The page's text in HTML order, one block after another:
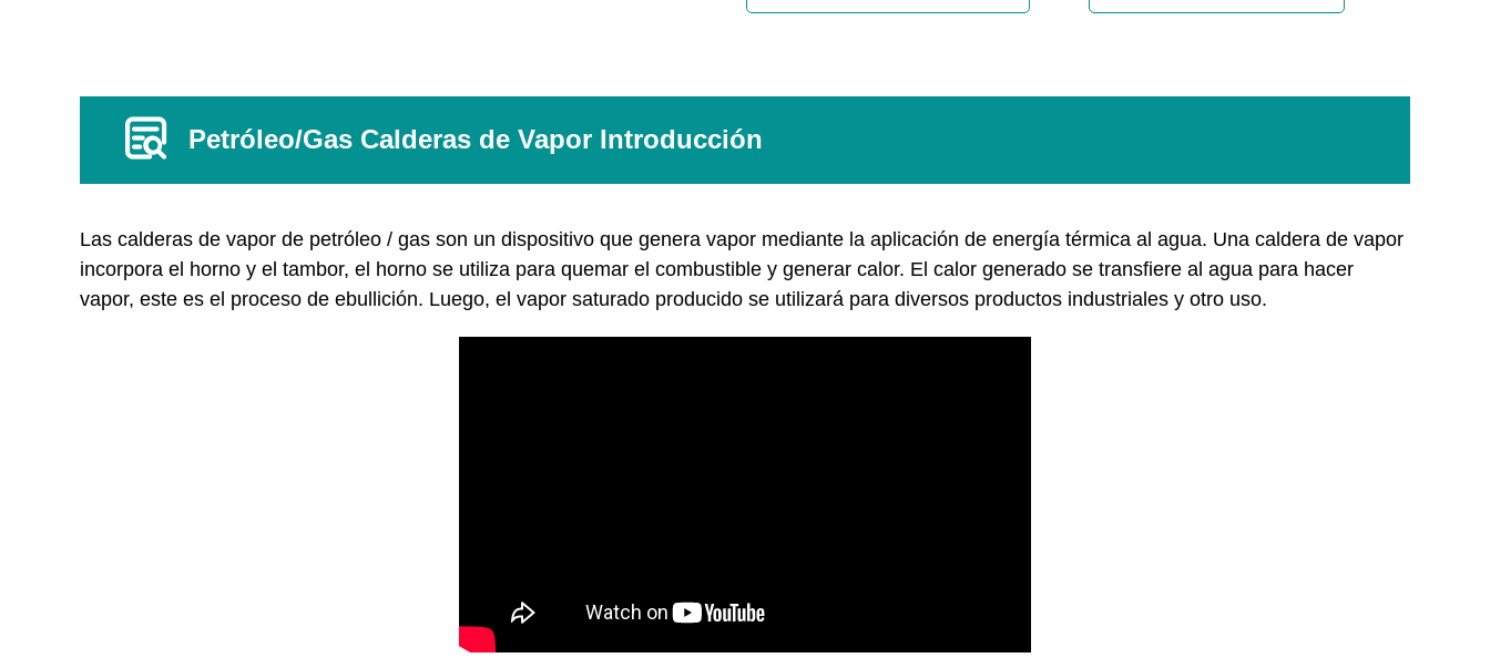
Petróleo/Gas Calderas de Vapor Introducción
Las calderas de vapor de petróleo / gas son un dispositivo que genera vapor mediante la aplicación de energía térmica al agua. Una caldera de vapor
incorpora el horno y el tambor, el horno se utiliza para quemar el combustible y generar calor. El calor generado se transfiere al agua para hacer
vapor, este es el proceso de ebullición. Luego, el vapor saturado producido se utilizará para diversos productos industriales y otro uso.